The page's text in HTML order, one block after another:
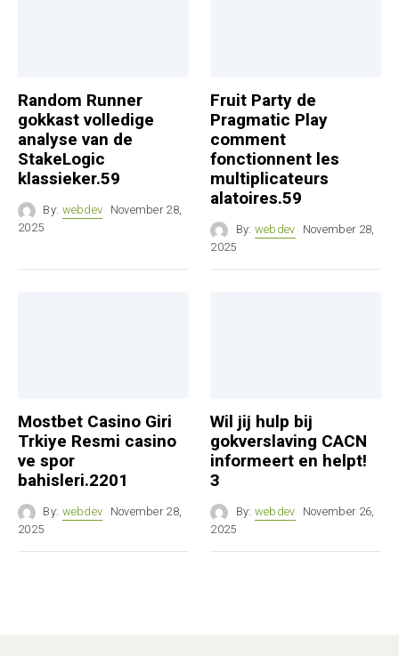
Random Runner
gokkast volledige
analyse van de
StakeLogic
klassieker.59
By: webdev November 28,
2025
Fruit Party de
Pragmatic Play
comment
fonctionnent les
multiplicateurs
alatoires.59
By: webdev November 28,
2025
Mostbet Casino Giri
Trkiye Resmi casino
ve spor
bahisleri.2201
By: webdev November 28,
2025
Wil jij hulp bij
gokverslaving CACN
informeert en helpt!
3
By: webdev November 26,
2025